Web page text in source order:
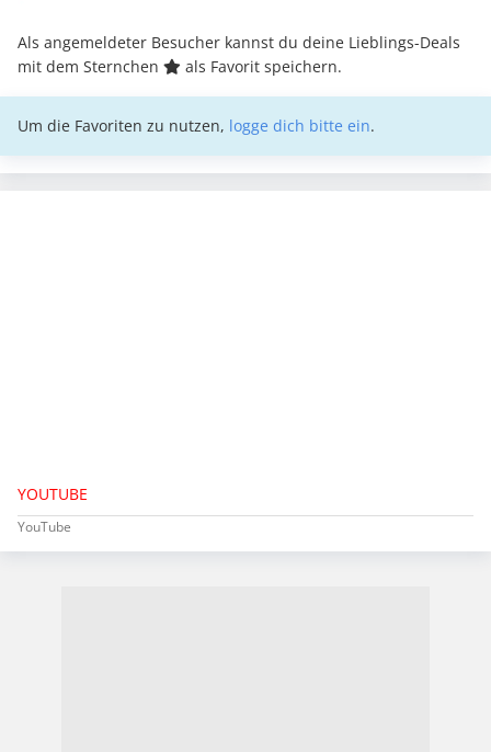
Als angemeldeter Besucher kannst du deine Lieblings-Deals
mit dem Sternchen
als Favorit speichern.
Um die Favoriten zu nutzen, logge dich bitte ein.
YOUTUBE
YouTube